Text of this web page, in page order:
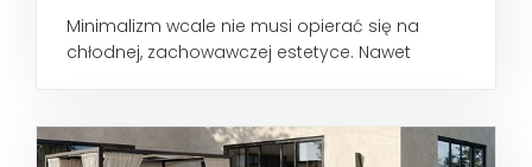
Minimalizm wcale nie musi opierać się na
chłodnej, zachowawczej estetyce. Nawet